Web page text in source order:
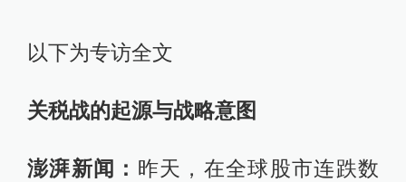
以下为专访全文
关税战的起源与战略意图
澎湃新闻： 昨天，在全球股市连跌数